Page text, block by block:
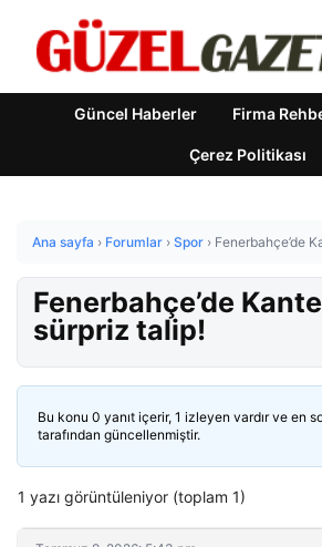
Güncel Haberler Firma
Çerez Politikası
Ana sayfa › Forumlar › Spor › Fenerbahçe’de
Fenerbahçe’de
sürpriz talip!
Bu konu 0 yanıt içerir, 1 izleyen vardır ve en
tarafından güncellenmiştir.
1 yazı görüntüleniyor (toplam 1)